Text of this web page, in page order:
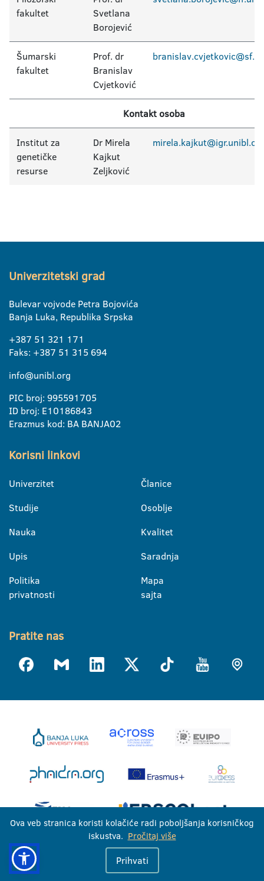
fakultet
Svetlana
Borojević
Šumarski
fakultet
Prof. dr
Branislav
Cvjetković
Kontakt osoba
Institut za
genetičke
resurse
Dr Mirela
Kajkut
Zeljković
Univerzitetski grad
Bulevar vojvode Petra Bojovića
Banja Luka, Republika Srpska
+387 51 321 171
Faks: +387 51 315 694
info@unibl.org
PIC broj: 995591705
ID broj: E10186843
Erazmus kod: BA BANJA02
Korisni linkovi
Univerzitet
Studije
Nauka
Upis
Politika
privatnosti
Članice
Osoblje
Kvalitet
Saradnja
Mapa
sajta
Pratite nas
Univerzitet u Banjoj Luci © 2026
Ova veb stranica koristi kolačiće radi poboljšanja korisničkog
iskustva. Pročitaj više
Prihvati